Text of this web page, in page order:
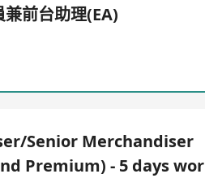
will send you the most update
jobspotential/
(求職者費用全免)
provided from applicants will be
前台助理(EA)
Senior Merchandiser
Premium) - 5 days